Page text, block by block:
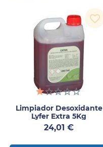
Limpiador Desoxidante
Lyfer Extra 5Kg
Precio
24,01 €
favorite_border